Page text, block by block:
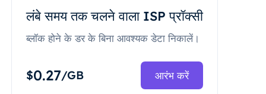
लंबे समय तक चलने वाला ISP प्रॉक्सी
ब्लॉक होने के डर के बिना आवश्यक डेटा निकालें।
$0.27/GB आरंभ करें